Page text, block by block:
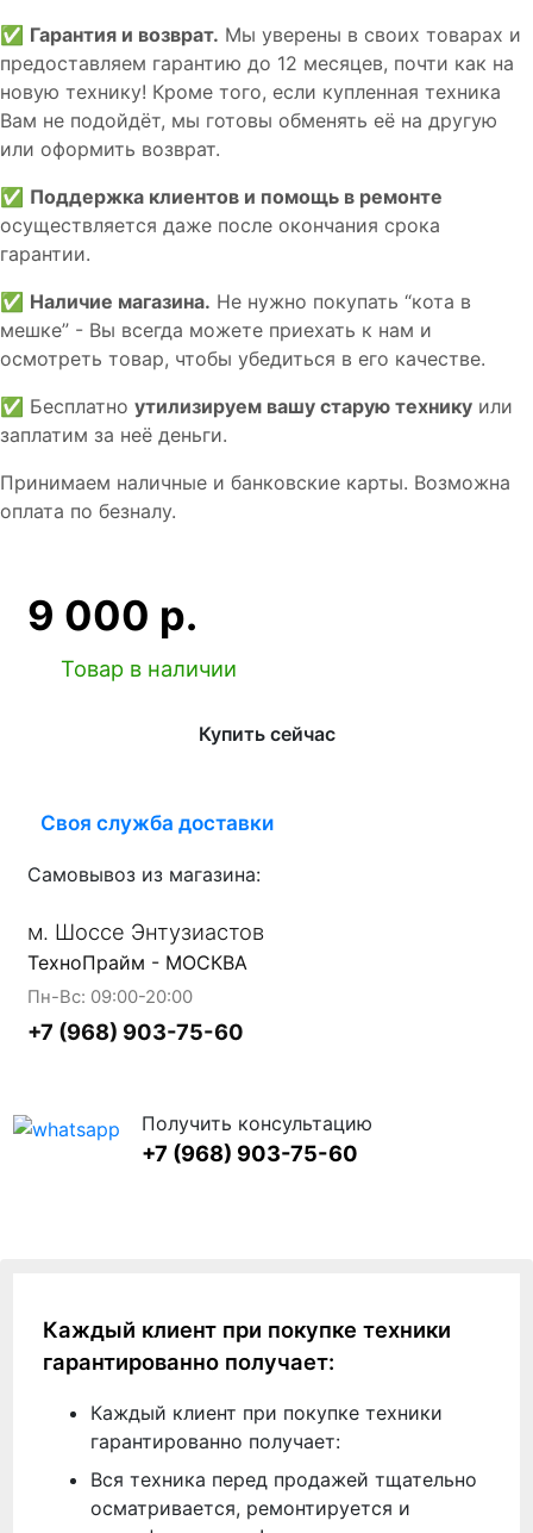
✅ Гарантия и возврат. Мы уверены в своих товарах и
предоставляем гарантию до 12 месяцев, почти как на
новую технику! Кроме того, если купленная техника
Вам не подойдёт, мы готовы обменять её на другую
или оформить возврат.
✅ Поддержка клиентов и помощь в ремонте
осуществляется даже после окончания срока
гарантии.
✅ Наличие магазина. Не нужно покупать “кота в
мешке” - Вы всегда можете приехать к нам и
осмотреть товар, чтобы убедиться в его качестве.
✅ Бесплатно утилизируем вашу старую технику или
заплатим за неё деньги.
Принимаем наличные и банковские карты. Возможна
оплата по безналу.
9 000 р.
Товар в наличии
Купить сейчас
Своя служба доставки
Самовывоз из магазина:
м. Шоссе Энтузиастов
ТехноПрайм - МОСКВА
Пн-Вс: 09:00-20:00
+7 (968) 903-75-60
Получить консультацию
+7 (968) 903-75-60
Каждый клиент при покупке техники
гарантированно получает:
Каждый клиент при покупке техники
гарантированно получает:
Вся техника перед продажей тщательно
осматривается, ремонтируется и